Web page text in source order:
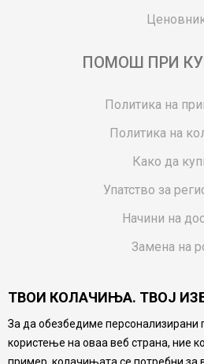
ПОМОШ ПРИ
Политика на
Политика на
Како да
Упатство за
Начини на
Замена на
Ваучери
Product
FAQs
ТВОИ КОЛАЧИЊА. ТВОЈ
За да обезбедиме персонализирани
користење на оваа веб страна, ние